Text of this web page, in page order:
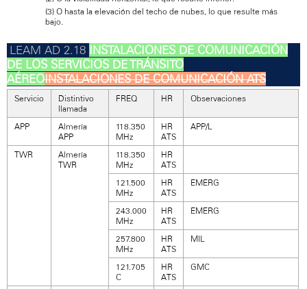
(3) O hasta la elevación del techo de nubes, lo que resulte más
bajo.
INSTALACIONES DE COMUNICACIÓN
DE LOS SERVICIOS DE TRÁNSITO
AÉREOINSTALACIONES DE COMUNICACIÓN ATS
Servicio
Distintivo
llamada
FREQ HR Observaciones
APP
Almería
APP
118.350
MHz
HR
ATS
APP/L
TWR
Almería
TWR
118.350
MHz
HR
ATS
121.500
MHz
HR
ATS
EMERG
243.000
MHz
HR
ATS
EMERG
257.800
MHz
HR
ATS
MIL
121.705
C
HR
ATS
GMC